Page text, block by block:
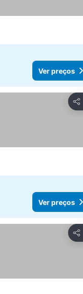
Ver preços
Ver preços